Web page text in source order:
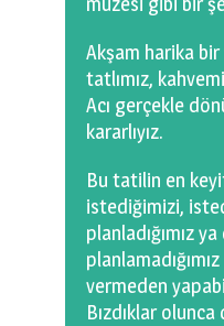
Akşam harika bir
tatlımız,
Acı gerçekle
kararlıyız.
Bu tatilin en
istediğimizi,
planladığımız
vermeden
Bızdıklar